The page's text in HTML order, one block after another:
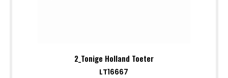
2_Tonige Holland Toeter
LT16667